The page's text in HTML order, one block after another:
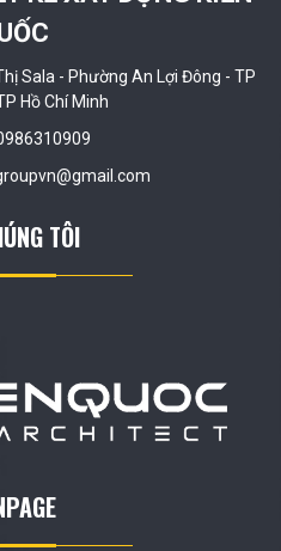
Sala - Phường An Lợi Đông - TP
Hồ Chí Minh
TÔI